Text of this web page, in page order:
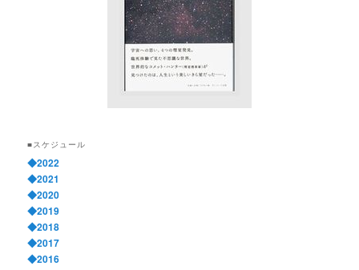
■スケジュール
◆2022
◆2021
◆2020
◆2019
◆2018
◆2017
◆2016